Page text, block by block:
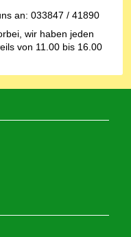
an: 033847 / 41890
wir haben jeden
von 11.00 bis 16.00